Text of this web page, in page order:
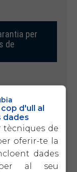
per
de
d'ull al
dades
tècniques de
oferir-te la
dades
per al seu